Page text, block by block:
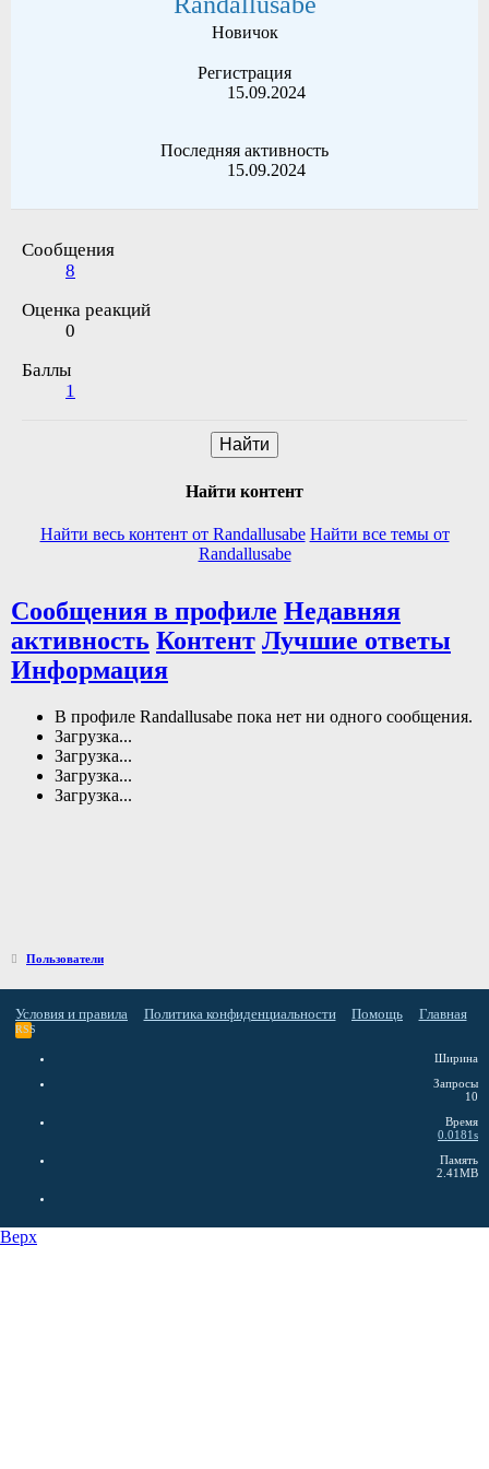
Новичок
Регистрация
15.09.2024
Последняя активность
15.09.2024
Сообщения
8
Оценка реакций
0
Баллы
1
Найти
Найти контент
Найти весь контент от Randallusabe Найти все темы от
Randallusabe
Сообщения в профиле Недавняя
активность Контент Лучшие ответы
Информация
В профиле Randallusabe пока нет ни одного сообщения.
Загрузка...
Загрузка...
Загрузка...
Загрузка...
Пользователи
Условия и правила Политика конфиденциальности Помощь Главная
RSS
Ширина
Запросы
10
Время
0.0181s
Память
2.41MB
Верх